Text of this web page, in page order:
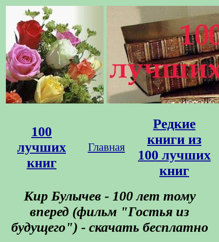
100
лучших
книг
Главная
Редкие
книги из
100 лучших
книг
Кир Булычев - 100 лет тому
вперед (фильм "Гостья из
будущего") - скачать бесплатно